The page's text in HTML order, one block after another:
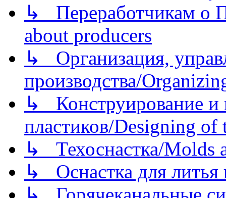
↳ Переработчикам о
about producers
↳ Организация,
производства/
↳ Конструирование и
пластиков/Designing of
↳ Техоснастка/Molds
↳ Оснастка для литья